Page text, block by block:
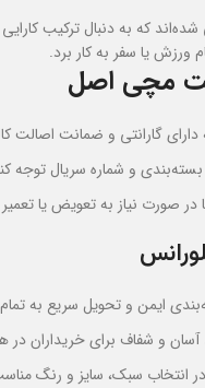
که به دنبال ترکیب
یا سفر به کار برد.
مچی اصل
دارای گارانتی و ضمانت اصالت
و شماره سریال توجه
در صورت نیاز به تعویض یا تعمیر
ایمن و تحویل سریع به
آسان و شفاف برای خریداران در
انتخاب سبک، سایز و رنگ